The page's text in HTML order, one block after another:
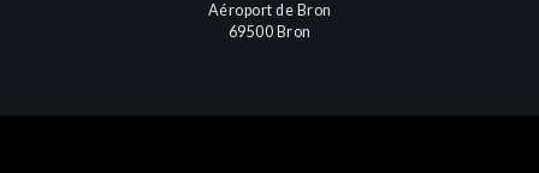
Aéroport de Bron
69500 Bron